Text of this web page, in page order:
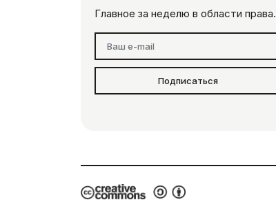
Главное за неделю в области права.
Подписаться